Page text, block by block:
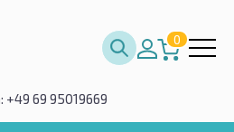
0
+49 69 95019669